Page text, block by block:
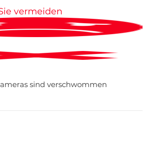
vermeiden
sind verschwommen